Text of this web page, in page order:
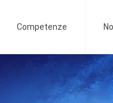
Competenze